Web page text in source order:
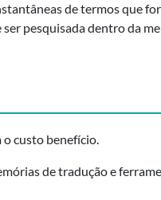
de termos que
pesquisada dentro da
custo benefício.
de tradução e